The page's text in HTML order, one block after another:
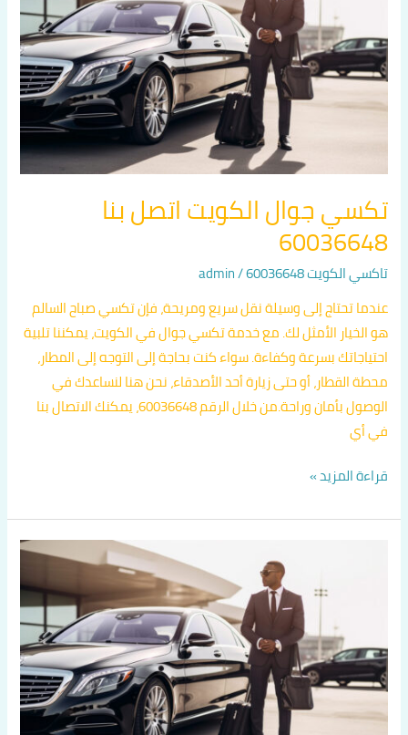
تكسي جوال الكويت اتصل بنا
60036648
تاكسي الكويت 60036648 /
admin
عندما تحتاج إلى وسيلة نقل سريع ومريحة، فإن تكسي صباح السالم
هو الخيار الأمثل لك. مع خدمة تكسي جوال في الكويت، يمكننا تلبية
احتياجاتك بسرعة وكفاءة. سواء كنت بحاجة إلى التوجه إلى المطار،
محطة القطار، أو حتى زيارة أحد الأصدقاء، نحن هنا لنساعدك في
الوصول بأمان وراحة.من خلال الرقم 60036648، يمكنك الاتصال بنا
في أي
بنا
60036648
قراءة المزيد »
في
الكويت
اتصل
بنا